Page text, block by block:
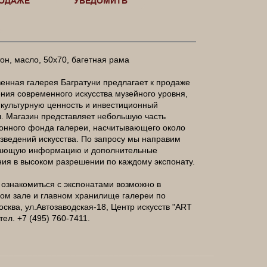
масло, 50х70, багетная рама
галерея Багратуни предлагает к продаже
современного искусства музейного уровня,
ценность и инвестиционный
Магазин представляет небольшую часть
фонда галереи, насчитывающего около
искусства. По запросу мы направим
информацию и дополнительные
в высоком разрешении по каждому экспонату.
с экспонатами возможно в
зале и главном хранилище галереи по
ул.Автозаводская-18, Центр искусств "ART
+7 (495) 760-7411.